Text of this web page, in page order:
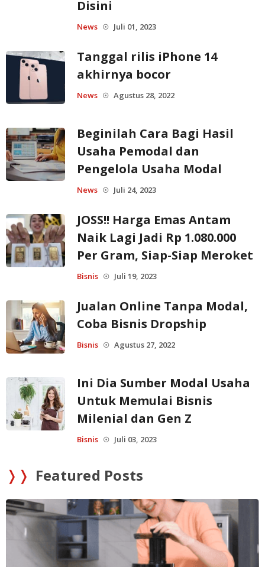
Disini
News ☉ Juli 01, 2023
Tanggal rilis iPhone 14
akhirnya bocor
News ☉ Agustus 28, 2022
Beginilah Cara Bagi Hasil
Usaha Pemodal dan
Pengelola Usaha Modal
News ☉ Juli 24, 2023
JOSS!! Harga Emas Antam
Naik Lagi Jadi Rp 1.080.000
Per Gram, Siap-Siap Meroket
Bisnis ☉ Juli 19, 2023
Jualan Online Tanpa Modal,
Coba Bisnis Dropship
Bisnis ☉ Agustus 27, 2022
Ini Dia Sumber Modal Usaha
Untuk Memulai Bisnis
Milenial dan Gen Z
Bisnis ☉ Juli 03, 2023
❭❭ Featured Posts